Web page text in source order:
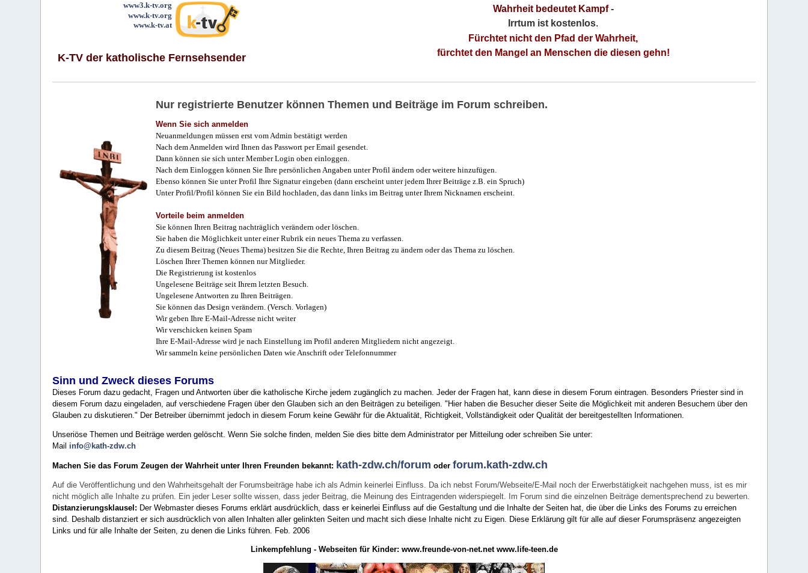
www3.k-tv.org
www.k-tv.org
www.k-tv.at
K-TV der katholische Fernsehsender
Wahrheit bedeutet Kampf-
Irrtum ist kostenlos.
Fürchtet nicht den Pfad der Wahrheit,
fürchtet den Mangel an Menschen die diesen gehn!
Nur registrierte Benutzer können Themen und Beiträge im Forum schreiben.
Wenn Sie sich anmelden
Neuanmeldungen müssen erst vom Admin bestätigt werden
Nach dem Anmelden wird Ihnen das Passwort per Email gesendet.
Dann können sie sich unter Member Login oben einloggen.
Nach dem Einloggen können Sie Ihre persönlichen Angaben unter Profil ändern oder weitere hinzufügen.
Ebenso können Sie unter Profil Ihre Signatur eingeben (dann erscheint unter jedem Ihrer Beiträge z.B. ein Spruch)
Unter Profil/Profil können Sie ein Bild hochladen, das dann links im Beitrag unter Ihrem Nicknamen erscheint.
Vorteile beim anmelden
Sie können Ihren Beitrag nachträglich verändern oder löschen.
Sie haben die Möglichkeit unter einer Rubrik ein neues Thema zu verfassen.
Zu diesem Beitrag (Neues Thema) besitzen Sie die Rechte, Ihren Beitrag zu ändern oder das Thema zu löschen.
Löschen Ihrer Themen können nur Mitglieder.
Die Registrierung ist kostenlos
Ungelesene Beiträge seit Ihrem letzten Besuch.
Ungelesene Antworten zu Ihren Beiträgen.
Sie können das Design verändern. (Versch. Vorlagen)
Wir geben Ihre E-Mail-Adresse nicht weiter
Wir verschicken keinen Spam
Ihre E-Mail-Adresse wird je nach Einstellung im Profil anderen Mitgliedern nicht angezeigt.
Wir sammeln keine persönlichen Daten wie Anschrift oder Telefonnummer
Sinn und Zweck dieses Forums
Dieses Forum dazu gedacht, Fragen und Antworten über die katholische Kirche jedem zugänglich zu machen. Jeder der Fragen hat, kann diese in diesem Forum eintragen. Besonders Priester sind in
diesem Forum dazu eingeladen, auf verschiedene Fragen über den Glauben sich an den Beiträgen zu beteiligen. "Hier haben die Besucher dieser Seite die Möglichkeit mit anderen Besuchern über den
Glauben zu diskutieren." Der Betreiber übernimmt jedoch in diesem Forum keine Gewähr für die Aktualität, Richtigkeit, Vollständigkeit oder Qualität der bereitgestellten Informationen.
Unseriöse Themen und Beiträge werden gelöscht. Wenn Sie solche finden, melden Sie dies bitte dem Administrator per Mitteilung oder schreiben Sie unter:
Mail info@kath-zdw.ch
Machen Sie das Forum Zeugen der Wahrheit unter Ihren Freunden bekannt: kath-zdw.ch/forum oderforum.kath-zdw.ch
Auf die Veröffentlichung und den Wahrheitsgehalt der Forumsbeiträge habe ich als Admin keinerlei Einfluss. Da ich nebst Forum/Webseite/E-Mail noch der Erwerbstätigkeit nachgehen muss, ist es mir
nicht möglich alle Inhalte zu prüfen. Ein jeder Leser sollte wissen, dass jeder Beitrag, die Meinung des Eintragenden widerspiegelt. Im Forum sind die einzelnen Beiträge dementsprechend zu bewerten.
Distanzierungsklausel: Der Webmaster dieses Forums erklärt ausdrücklich, dass er keinerlei Einfluss auf die Gestaltung und die Inhalte der Seiten hat, die über die Links des Forums zu erreichen
sind. Deshalb distanziert er sich ausdrücklich von allen Inhalten aller gelinkten Seiten und macht sich diese Inhalte nicht zu Eigen. Diese Erklärung gilt für alle auf dieser Forumspräsenz angezeigten
Links und für alle Inhalte der Seiten, zu denen die Links führen. Feb. 2006
Linkempfehlung - Webseiten für Kinder: www.freunde-von-net.net www.life-teen.de